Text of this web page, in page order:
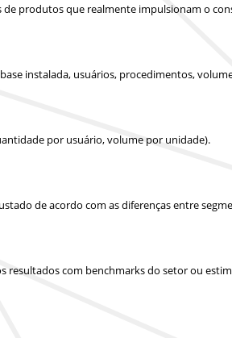
de produtos que realmente impulsionam o
instalada, usuários, procedimentos,
por usuário, volume por unidade).
de acordo com as diferenças entre
resultados com benchmarks do setor ou